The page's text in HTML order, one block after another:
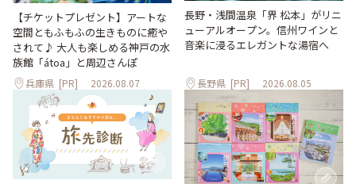
【チケットプレゼント】アートな
空間ともふもふの生きものに癒や
されて♪ 大人も楽しめる神戸の水
族館「átoa」と周辺さんぽ
兵庫県 [PR] 2026.08.07
長野・浅間温泉「界 松本」がリニ
ューアルオープン。信州ワインと
音楽に浸るエレガントな湯宿へ
長野県 [PR] 2026.08.05